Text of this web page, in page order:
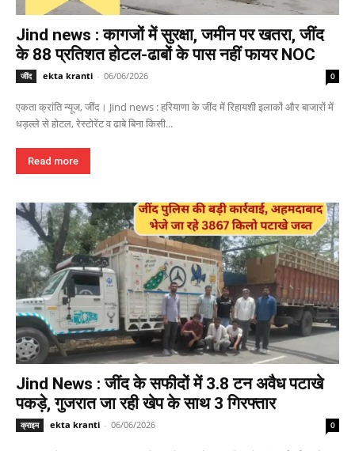
Jind news : कागजों में सुरक्षा, जमीन पर खतरा, जींद
के 88 प्रतिशत होटल-ढाबों के पास नहीं फायर NOC
जींद ekta kranti - 06/06/2026 0
एकता क्रांति न्यूज, जींद। Jind news : हरियाणा के जींद में रिहायशी इलाकों और बाजारों में
धड़ल्ले से होटल, रेस्टोरेंट व ढाबे बिना किसी...
Read more
Jind News : जींद के सफीदों में 3.8 टन अवैध पटाखे
पकड़े, गुजरात जा रही खेप के साथ 3 गिरफ्तार
क्राइम ekta kranti - 06/06/2026 0